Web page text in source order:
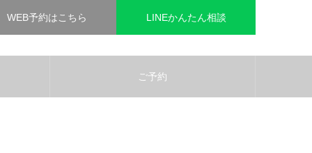
WEB予約はこちら LINEかんたん相談
ご予約